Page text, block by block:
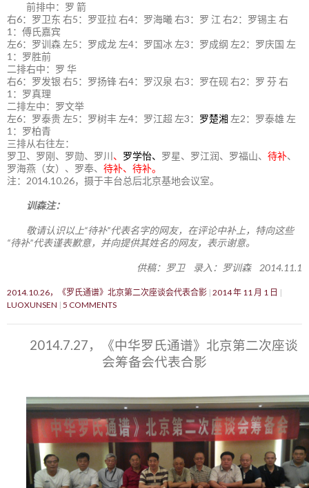
前排中：罗 箭
右6：罗卫东 右5：罗亚拉 右4：罗海曦 右3：罗 江 右2：罗锡主 右
1：傅氏嘉宾
左6：罗训森 左5：罗成龙 左4：罗国冰 左3：罗成纲 左2：罗庆国 左
1：罗胜前
二排右中：罗 华
右6：罗发银 右5：罗扬锋 右4：罗汉泉 右3：罗在砚 右2：罗 芬 右
1：罗真理
二排左中：罗文举
左6：罗泰贵 左5：罗树丰 左4：罗江超 左3： 罗楚湘 左2：罗泰雄 左
1：罗柏青
三排从右往左：
罗卫、罗刚、罗勋、罗川 、 罗学怡、 罗星、罗江润、罗福山、 待补、
罗海燕（女）、罗奉、 待补、待补。
注：2014.10.26，摄于丰台总后北京基地会议室。
训森注：
敬请认识以上“待补”代表名字的网友，在评论中补上，特向这些
“待补”代表谨表歉意，并向提供其姓名的网友，表示谢意。
供稿：罗卫 录入：罗训森 2014.11.1
2014.10.26，《罗氏通谱》北京第二次座谈会代表合影 2014 年 11 月 1 日
LUOXUNSEN 5 COMMENTS
2014.7.27，《中华罗氏通谱》北京第二次座谈
会筹备会代表合影